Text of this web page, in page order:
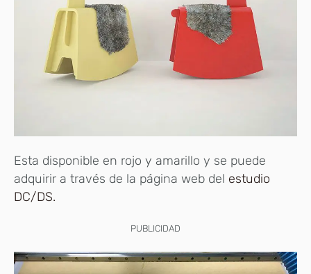
Esta disponible en rojo y amarillo y se puede
adquirir a través de la página web del estudio
DC/DS.
PUBLICIDAD